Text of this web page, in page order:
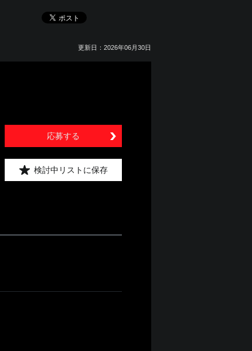
更新日：2026年06月30日
応募する
検討中リストに保存